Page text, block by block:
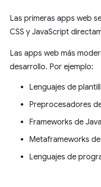
Las primeras apps web
CSS y JavaScript
Las apps web más
desarrollo. Por ejemplo:
Lenguajes de
Preprocesadores
Frameworks de
Metaframeworks
Lenguajes de